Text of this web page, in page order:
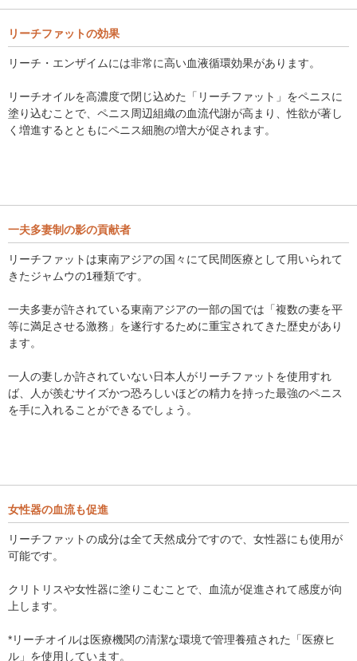
リーチファットの効果
リーチ・エンザイムには非常に高い血液循環効果があります。
リーチオイルを高濃度で閉じ込めた「リーチファット」をペニスに
塗り込むことで、ペニス周辺組織の血流代謝が高まり、性欲が著し
く増進するとともにペニス細胞の増大が促されます。
一夫多妻制の影の貢献者
リーチファットは東南アジアの国々にて民間医療として用いられて
きたジャムウの1種類です。
一夫多妻が許されている東南アジアの一部の国では「複数の妻を平
等に満足させる激務」を遂行するために重宝されてきた歴史があり
ます。
一人の妻しか許されていない日本人がリーチファットを使用すれ
ば、人が羨むサイズかつ恐ろしいほどの精力を持った最強のペニス
を手に入れることができるでしょう。
女性器の血流も促進
リーチファットの成分は全て天然成分ですので、女性器にも使用が
可能です。
クリトリスや女性器に塗りこむことで、血流が促進されて感度が向
上します。
*リーチオイルは医療機関の清潔な環境で管理養殖された「医療ヒ
ル」を使用しています。